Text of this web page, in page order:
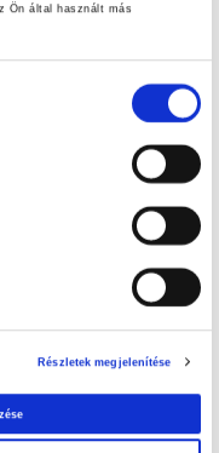
Ön által használt más
Részletek megjelenítése